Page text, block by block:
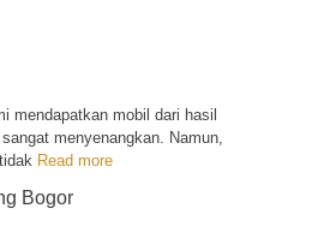
mendapatkan mobil dari hasil
menyenangkan. Namun,
Read more
Bogor